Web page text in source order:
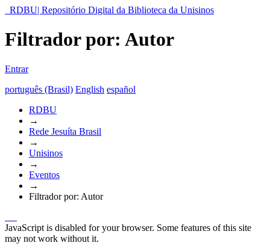
RDBU| Repositório Digital da Biblioteca da Unisinos
Filtrador por: Autor
Entrar
português (Brasil) English español
RDBU
→
Rede Jesuíta Brasil
→
Unisinos
→
Eventos
→
Filtrador por: Autor
JavaScript is disabled for your browser. Some features of this site
may not work without it.